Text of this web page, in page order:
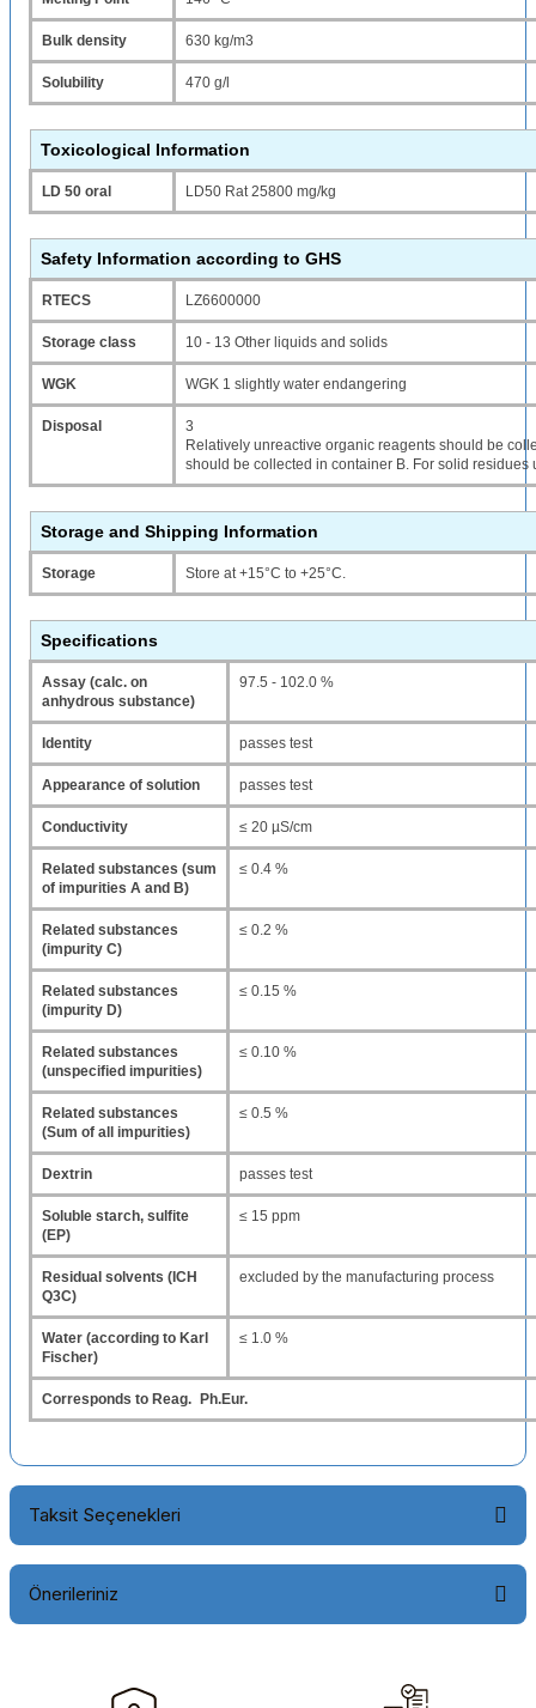
Bulk density 630 kg/m3
Solubility 470 g/l
Toxicological Information
LD 50 oral LD50 Rat 25800 mg/kg
Safety Information according to GHS
RTECS LZ6600000
Storage class 10 - 13 Other liquids and solids
WGK WGK 1 slightly water endangering
Disposal
3
Relatively unreactive organic reagents should be
should be collected in container B. For solid residues
Storage and Shipping Information
Storage Store at +15°C to +25°C.
Specifications
Assay (calc. on
anhydrous substance)
97.5 - 102.0 %
Identity passes test
Appearance of solution passes test
Conductivity ≤ 20 µS/cm
Related substances (sum
of impurities A and B)
≤ 0.4 %
Related substances
(impurity C)
≤ 0.2 %
Related substances
(impurity D)
≤ 0.15 %
Related substances
(unspecified impurities)
≤ 0.10 %
Related substances
(Sum of all impurities)
≤ 0.5 %
Dextrin passes test
Soluble starch, sulfite
(EP)
≤ 15 ppm
Residual solvents (ICH
Q3C)
excluded by the manufacturing process
Water (according to Karl
Fischer)
≤ 1.0 %
Corresponds to Reag. Ph.Eur.
Taksit Seçenekleri
Önerileriniz
konularda yetersiz gördüğünüz noktaları öneri formunu